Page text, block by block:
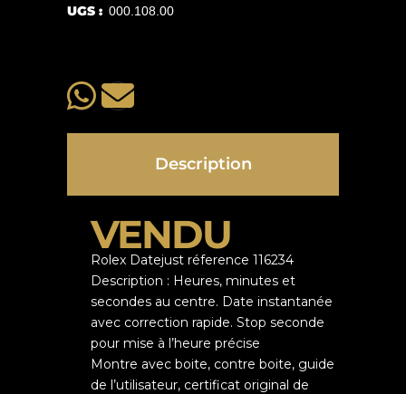
UGS : 000.108.00
Description
VENDU
Rolex Datejust réference 116234
Description : Heures, minutes et
secondes au centre. Date instantanée
avec correction rapide. Stop seconde
pour mise à l’heure précise
Montre avec boite, contre boite, guide
de l’utilisateur, certificat original de